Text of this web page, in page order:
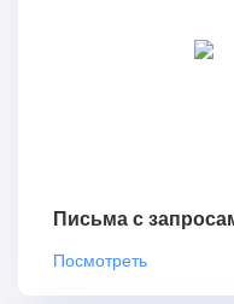
Письма с
Посмотреть